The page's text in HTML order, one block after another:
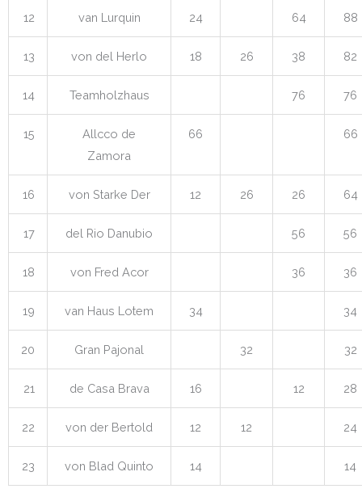
12 van Lurquin 24 64 88
13 von del Herlo 18 26 38 82
14 Teamholzhaus 76 76
15
Allcco de
Zamora
66 66
16 von Starke Der 12 26 26 64
17 del Rio Danubio 56 56
18 von Fred Acor 36 36
19 van Haus Lotem 34 34
20 Gran Pajonal 32 32
21 de Casa Brava 16 12 28
22 von der Bertold 12 12 24
23 von Blad Quinto 14 14